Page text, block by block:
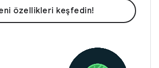
özellikleri keşfedin!